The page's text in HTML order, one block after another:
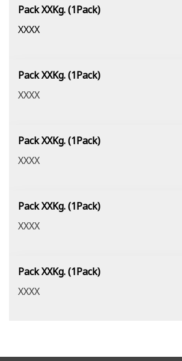
Pack XXKg. (1Pack)
XXXX
Pack XXKg. (1Pack)
XXXX
Pack XXKg. (1Pack)
XXXX
Pack XXKg. (1Pack)
XXXX
Pack XXKg. (1Pack)
XXXX